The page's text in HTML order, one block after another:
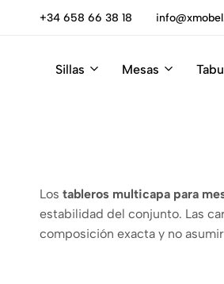
+34 658 66 38 18
Sillas Mesas
Los tableros multicapa para
estabilidad del conjunto. Las
composición exacta y no